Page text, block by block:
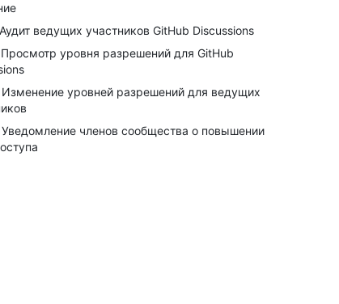
ведущих участников GitHub Discussions
уровня разрешений для GitHub
уровней разрешений для ведущих
членов сообщества о повышении